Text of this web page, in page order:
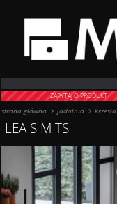
ZAPYTAJ O PRODUKT
strona główna >jadalnia >krzesła
LEA S M TS